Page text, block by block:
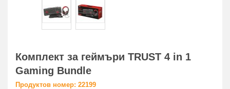
Комплект за геймъри TRUST 4 in 1
Gaming Bundle
Продуктов номер: 22199